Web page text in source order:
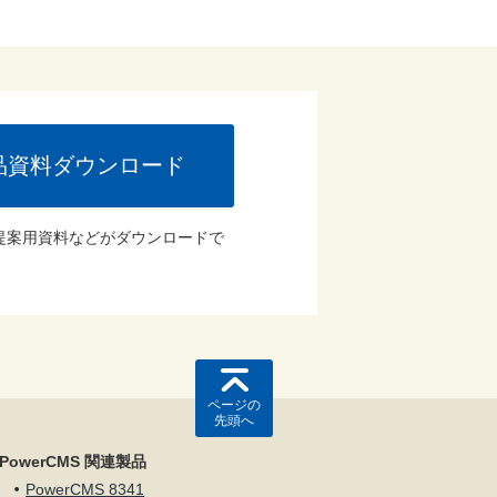
資料ダウンロード
用資料などがダウンロードで
ページの
先頭へ
PowerCMS 関連製品
PowerCMS 8341